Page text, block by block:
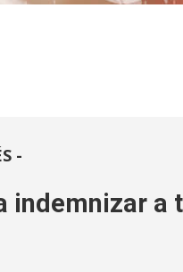
-
indemnizar